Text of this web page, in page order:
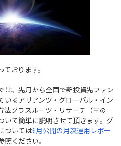
おります。
は、先月から全国で新投資先ファン
いるアリアンツ・グローバル・イン
法グラスルーツ・リサーチ（草の
いて簡単に説明させて頂きます。グ
ついては6月公開の月次運用レポー
照ください。